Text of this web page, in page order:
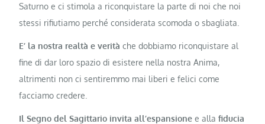
Saturno e ci stimola a riconquistare la parte di noi che noi
stessi rifiutiamo perché considerata scomoda o sbagliata.
E’ la nostra realtà e verità che dobbiamo riconquistare al
fine di dar loro spazio di esistere nella nostra Anima,
altrimenti non ci sentiremmo mai liberi e felici come
facciamo credere.
Il Segno del Sagittario invita all’espansione e allafiducia